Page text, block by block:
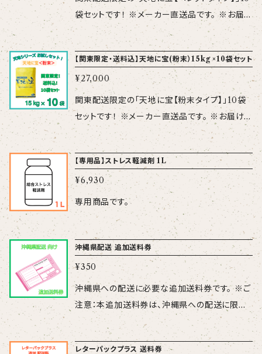
性を向上させ、低日照で光合成を促進し、根張り
を良くします。 ●希少脂肪酸が主成分の「リーフ
エナジー」は、光合成産物である炭水化物の代
わりとなり、植物にエネルギーを与えます。その
ため、葉枚数が少なく光合成量が少なくても、脂
肪酸をエネルギーに変えて、発根や葉展開する
ことにより、育苗期間を短縮する事が可能です。
またエネルギーをもったまま定植すると、定植後
の活着を早め、初期成育が良好となります。 ●
細根の発根を促進するLPSが有効成分の「ラプ
ラス」は、根を伸長させ、根量を増やします。LPS
とは特定の菌を培養することで生成される微生
物由来の成分で、植物免疫アップや植物の生長
を促進する効果が期待できます。育苗にラプラス
を使う事により、少ない培地量でも早期に、直
根・細根を増やし、軟弱徒長を防ぎます。 シリカ
スターで葉にアプローチし、ラプラスで根にアプ
ローチし、リーフエナジーでパワーを与える、育
苗の3種の神器!? この機会に是非、人気のバイ
オスティミュラント資材を試してみませんか！
【使用方法】原液20～40L／10a／作（葉面散
布・潅水）※果菜類の場合 詳
細は下記メーカーサイトをご覧ください。 http
s://kges.co.jp/bio/product/detail17.html
は、余裕をもって願いいたします。 肥料成分を含
まない”複合微生物”資材です。 小魚やエビなど
の未利用海産物を特殊な発酵技術により高温発
酵させ、成分を抽出しており、好熱菌など100種
類以上の微生物を含有しています。 「好熱菌」は
耳慣れないと思いますが、海底火山や温泉の近
くなど60℃以上の高温で活発に活動する極限
環境微生物です。厳しい環境にも耐えられるよ
う、非常に丈夫で常温菌にはない特別な機能を
持っています。 楽農美人には発根促進、土壌改
良効果、静菌効果、センチュウ対策の4つの働き
があります。 【種 類】特殊肥料 【成 分】
N：P：K＝0.5未満：0.5未満：0.5未満 （％） C/
N比 6.0 【性 状】 pH6.0～6.5、比重約1、茶
色 【規 格】 20L（20kg） 【使用方法】原液2
0～40L／10a／作（葉面散布・潅水）※果菜類
の場合 詳細は下記メーカーサ
イトをご覧ください。 https://kges.co.jp/bio/p
roduct/detail17.html
袋セットです！ ※メーカー直送品です。 ※お届
け先：栃木・群馬・茨城・千葉・埼玉・神奈川・東
京（離島を除く） 国内産の有機物原料（植物質＋
動物質）を有効微生物によって発酵させた有機
肥料です。 有機物と有効微生物のダブル効果で
土が柔らかくなり、植物の根張りが向上します。
根あたりのリスクも低減しています。 ”天地に
宝”は、土壌菌層バランスの回復と物理性の改善
に優れています！ 【種 類】堆肥（福島県第19
39号） 【分 析 例】 N：P：K＝1.8：2.6：3.1（％）
【性 状】 ペレット 【規 格】 15kg 【使 用
量】150～300kg（10～20袋）／ 10aあたり
※10袋を超える場合にはお見積
りしますので、お気軽にご連絡ください。 「天
地に恵」も取扱いがあります。
【関東限定・送料込】天地に宝(粉末）15kg ×10袋セット
¥27,000
関東配送限定の「天地に宝【粉末タイプ】」10袋
セットです！ ※メーカー直送品です。 ※お届け
先：栃木・群馬・茨城・千葉・埼玉・神奈川・東京
（離島を除く） 国内産の有機物原料（植物質＋動
物質）を有効微生物によって発酵させた有機肥
料です。 有機物と有効微生物のダブル効果で土
が柔らかくなり、植物の根張りが向上します。 根
あたりのリスクも低減しています。 ”天地に
宝”は、土壌菌層バランスの回復と物理性の改善
に優れています！ 【種 類】堆肥（福島県第19
39号） 【分 析 例】 N：P：K＝1.8：2.6：3.1（％）
【性 状】 粉末 【規 格】 15kg 【使 用 量】
150～300kg（10～20袋）／ 10aあたり
※10袋を超える場合にはお見積りし
ますので、お気軽にご連絡ください。 「天地に
恵」も取扱いがあります。
【専用品】ストレス軽減剤 1L
¥6,930
専用商品です。
沖縄県配送 追加送料券
¥350
沖縄県への配送に必要な追加送料券です。 ※ご
注意：本追加送料券は、沖縄県への配送に限り
ます。 詳しくは下記をご確認ください。 https://s
hop.agrista.co.jp/p/00006
レターパックプラス 送料券